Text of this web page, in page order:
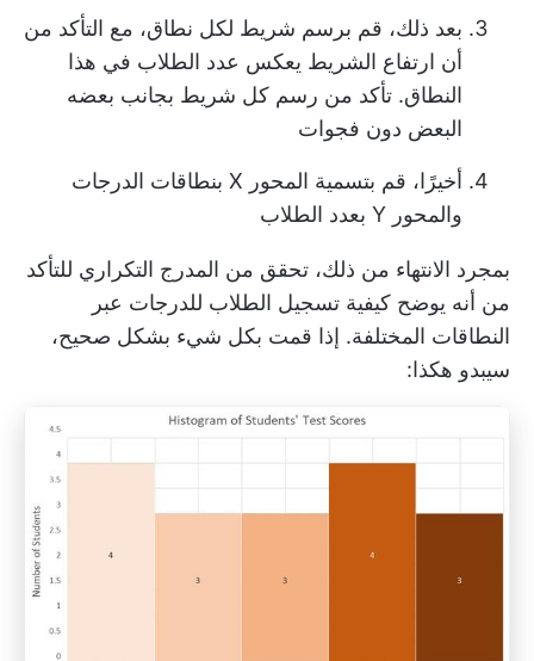
بعد ذلك، قم برسم شريط لكل نطاق، مع التأكد من
أن ارتفاع الشريط يعكس عدد الطلاب في هذا
النطاق. تأكد من رسم كل شريط بجانب بعضه
البعض دون فجوات
أخيرًا، قم بتسمية المحور X بنطاقات الدرجات
والمحور Y بعدد الطلاب
بمجرد الانتهاء من ذلك، تحقق من المدرج التكراري للتأكد
من أنه يوضح كيفية تسجيل الطلاب للدرجات عبر
النطاقات المختلفة. إذا قمت بكل شيء بشكل صحيح،
سيبدو هكذا: